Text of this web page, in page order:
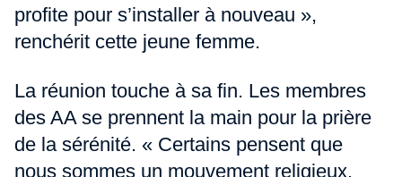
profite pour s’installer à nouveau »,
renchérit cette jeune femme.
La réunion touche à sa fin. Les membres
des AA se prennent la main pour la prière
de la sérénité. « Certains pensent que
nous sommes un mouvement religieux.